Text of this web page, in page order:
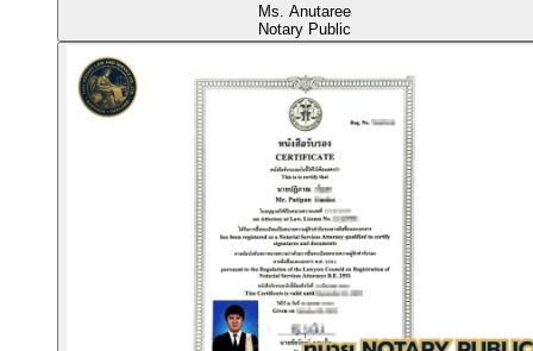
Ms. Anutaree
Notary Public